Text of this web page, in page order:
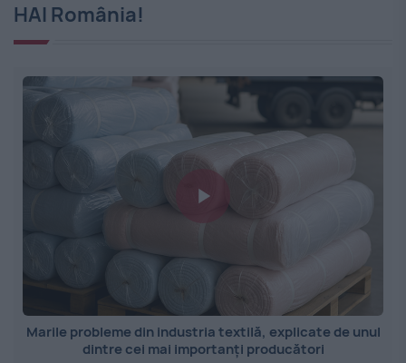
HAI România!
Marile probleme din industria textilă, explicate de unul
dintre cei mai importanți producători